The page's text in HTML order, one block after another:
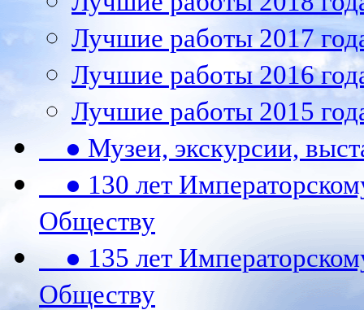
Лучшие работы 2017
Лучшие работы 2016
Лучшие работы 2015
● Музеи, экскурсии,
● 130 лет
Обществу
● 135 лет
Обществу